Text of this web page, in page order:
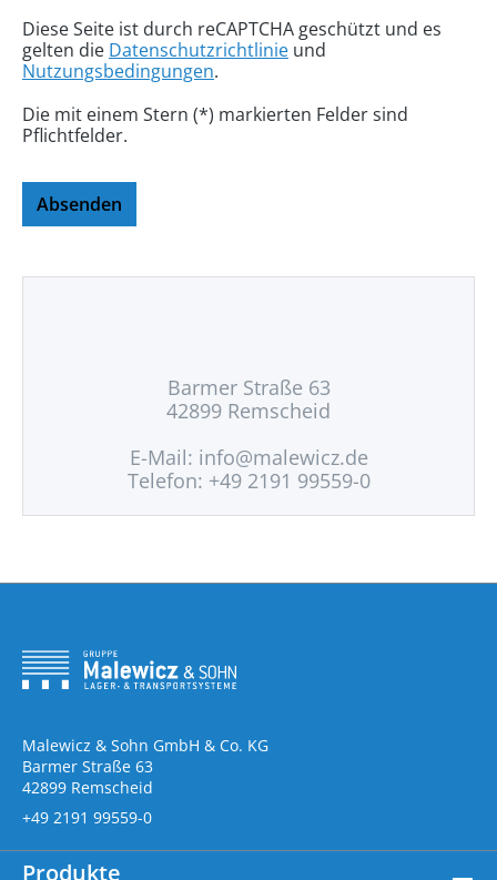
Diese Seite ist durch reCAPTCHA geschützt und es
gelten die Datenschutzrichtlinie und
Nutzungsbedingungen.
Die mit einem Stern (*) markierten Felder sind
Pflichtfelder.
Absenden
Barmer Straße 63
42899 Remscheid
E-Mail: info@malewicz.de
Telefon: +49 2191 99559-0
Malewicz & Sohn GmbH & Co. KG
Barmer Straße 63
42899 Remscheid
+49 2191 99559-0
Produkte